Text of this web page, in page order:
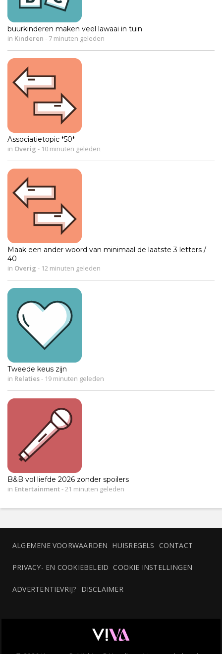
buurkinderen maken veel lawaai in tuin
in Kinderen - 7 minuten geleden
Associatietopic *50*
in Overig - 10 minuten geleden
Maak een ander woord van minimaal de laatste 3 letters /
40
in Overig - 12 minuten geleden
Tweede keus zijn
in Relaties- 19 minuten geleden
B&B vol liefde 2026 zonder spoilers
in Entertainment-21 minuten geleden
ALGEMENE VOORWAARDEN HUISREGELS CONTACT
PRIVACY- EN COOKIEBELEID COOKIE INSTELLINGEN
ADVERTENTIEVRIJ? DISCLAIMER